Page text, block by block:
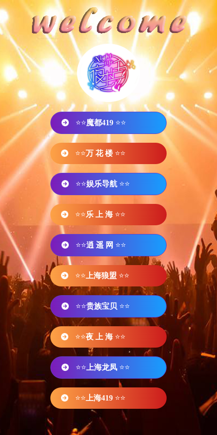
⭐⭐魔都419 ⭐⭐
⭐⭐万 花 楼 ⭐⭐
⭐⭐娱乐导航 ⭐⭐
⭐⭐乐 上 海 ⭐⭐
⭐⭐逍 遥 网 ⭐⭐
⭐⭐ 上海狼盟 ⭐⭐
⭐⭐贵族宝贝 ⭐⭐
⭐⭐夜 上 海 ⭐⭐
⭐⭐ 上海龙凤 ⭐⭐
⭐⭐ 上海419 ⭐⭐